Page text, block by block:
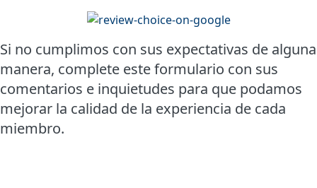
Si no cumplimos con sus expectativas de alguna
manera, complete este formulario con sus
comentarios e inquietudes para que podamos
mejorar la calidad de la experiencia de cada
miembro.